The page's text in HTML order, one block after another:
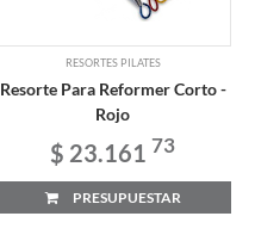
RESORTES PILATES
Resorte Para Reformer Corto -
Rojo
$ 23.161 73
PRESUPUESTAR